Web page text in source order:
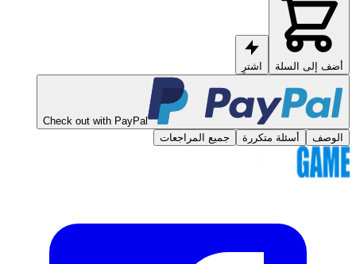
أضف إلى السلة اشترِ
Check out with PayPal
الوصف
أسئلة متكررة جميع المراجعات